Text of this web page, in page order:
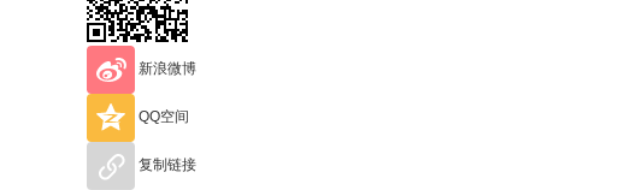
新浪微博
QQ空间
复制链接